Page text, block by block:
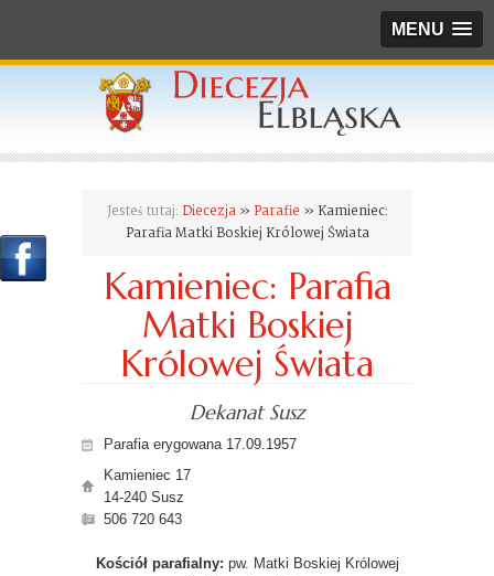
MENU
Jesteś tutaj: Diecezja» Parafie » Kamieniec:
Parafia Matki Boskiej Królowej Świata
Kamieniec: Parafia
Matki Boskiej
Królowej Świata
Dekanat Susz
Parafia erygowana 17.09.1957
Kamieniec 17
14-240 Susz
506 720 643
Kościół parafialny: pw. Matki Boskiej Królowej